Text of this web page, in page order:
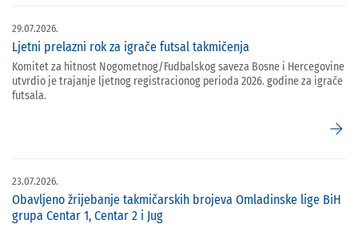
29.07.2026.
Ljetni prelazni rok za igrače futsal takmičenja
Komitet za hitnost Nogometnog/Fudbalskog saveza Bosne i Hercegovine
utvrdio je trajanje ljetnog registracionog perioda 2026. godine za igrače
futsala.
arrow_forward
23.07.2026.
Obavljeno žrijebanje takmičarskih brojeva Omladinske lige BiH
grupa Centar 1, Centar 2 i Jug